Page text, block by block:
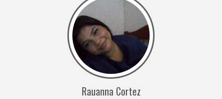
Rauanna Cortez